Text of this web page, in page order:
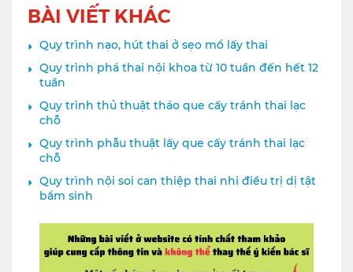
BÀI VIẾT KHÁC
Quy trình nạo, hút thai ở sẹo mổ lấy thai
Quy trình phá thai nội khoa từ 10 tuần đến hết 12
tuần
Quy trình thủ thuật tháo que cấy tránh thai lạc
chỗ
Quy trình phẫu thuật lấy que cấy tránh thai lạc
chỗ
Quy trình nội soi can thiệp thai nhi điều trị dị tật
bẩm sinh